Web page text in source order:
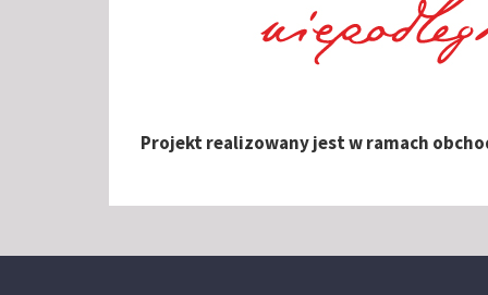
Projekt realizowany jest w ramach